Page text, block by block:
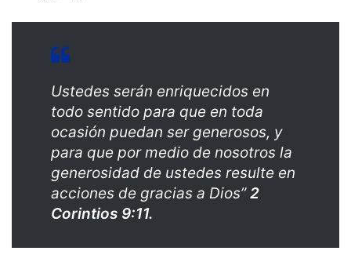
Ustedes serán enriquecidos en
todo sentido para que en toda
ocasión puedan ser generosos, y
para que por medio de nosotros la
generosidad de ustedes resulte en
acciones de gracias a Dios”2
Corintios 9:11.